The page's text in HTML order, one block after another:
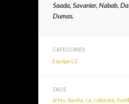
Saada, Savanier, Nabab,
Dumas.
CATEGORIES
Equipe L2
TAGS
arles bastia ca cabastia